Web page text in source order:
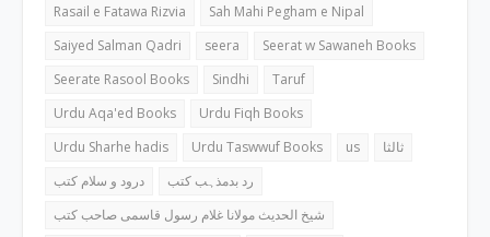
Rasail e Fatawa Rizvia
Sah Mahi Pegham e Nipal
Saiyed Salman Qadri
seera
Seerat w Sawaneh Books
Seerate Rasool Books
Sindhi
Taruf
Urdu Aqa'ed Books
Urdu Fiqh Books
Urdu Sharhe hadis
Urdu Taswwuf Books us
ثالثا
درود و سلام کتب
رد بدمذہب کتب
شیخ الحدیث مولانا غلام رسول قاسمی صاحب کتب